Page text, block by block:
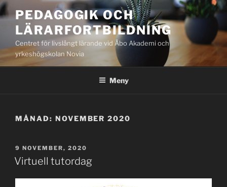
Hoppa
till
innehåll
PEDAGOGIK OCH
LÄRARFORTBILDNING
Centret för livslångt lärande vid Åbo Akademi och
yrkeshögskolan Novia
Meny
MÅNAD: NOVEMBER 2020
PUBLICERAT
9 NOVEMBER, 2020
Virtuell tutordag